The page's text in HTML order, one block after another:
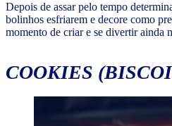
Depois de assar pelo tempo
bolinhos esfriarem e decore como
momento de criar e se divertir ainda
COOKIES